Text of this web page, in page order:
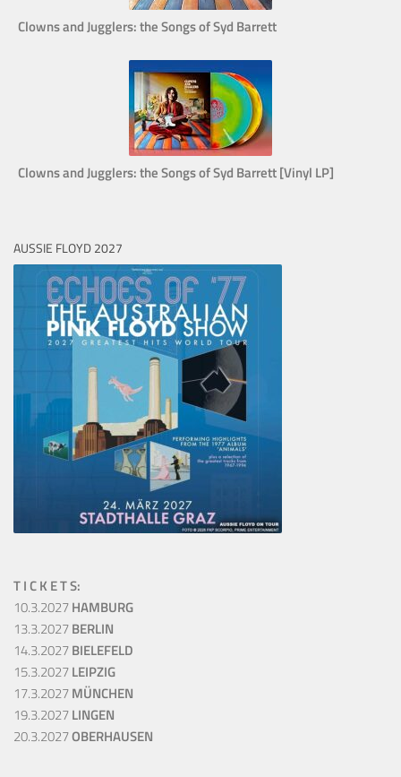
Clowns and Jugglers: the Songs of Syd Barrett
Clowns and Jugglers: the Songs of Syd Barrett [Vinyl LP]
AUSSIE FLOYD 2027
T I C K E T S:
10.3.2027HAMBURG
13.3.2027BERLIN
14.3.2027BIELEFELD
15.3.2027LEIPZIG
17.3.2027MÜNCHEN
19.3.2027LINGEN
20.3.2027OBERHAUSEN